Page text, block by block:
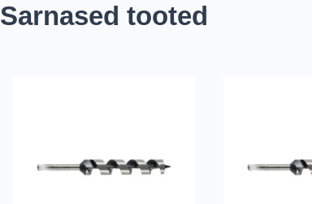
Sarnased tooted